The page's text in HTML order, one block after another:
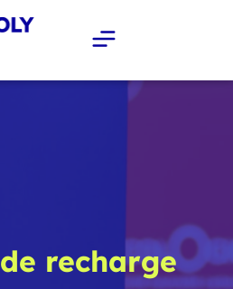
de recharge